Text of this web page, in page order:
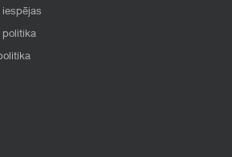
iespējas
politika